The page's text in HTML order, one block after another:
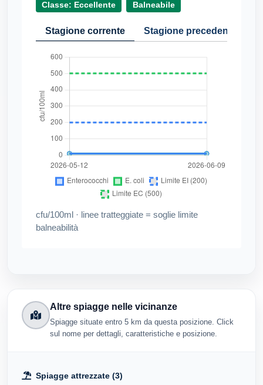
Classe: Eccellente Balneabile
Stagione corrente Stagione precedente
cfu/100ml · linee tratteggiate = soglie limite
balneabilità
Altre spiagge nelle vicinanze
Spiagge situate entro 5 km da questa posizione. Click
sul nome per dettagli, caratteristiche e posizione.
Spiagge attrezzate (3)